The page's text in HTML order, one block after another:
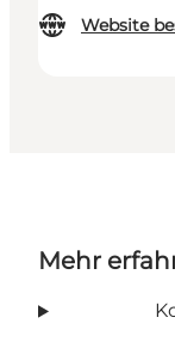
Website
Mehr